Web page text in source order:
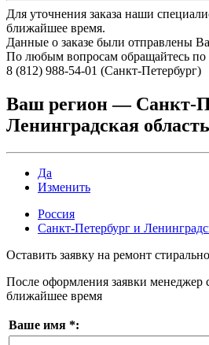
Для уточнения заказа наши
ближайшее время.
Данные о заказе были отправлены
По любым вопросам обращайтесь по
8 (812) 988-54-01 (Санкт-Петербург)
Ваш регион — Санкт-
Ленинградская область
Да
Изменить
Россия
Санкт-Петербург и
Оставить заявку на ремонт
После оформления заявки менеджер
ближайшее время
Ваше имя *: